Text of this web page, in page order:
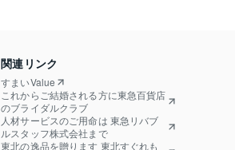
関連リンク
すまいValue
これからご結婚される方に東急百貨店
のブライダルクラブ
人材サービスのご用命は 東急リバブ
ルスタッフ株式会社まで
東北の逸品を贈ります 東北すぐれも